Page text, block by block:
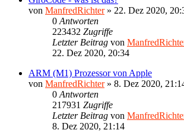
von ManfredRichter» 22. Dez 2020,
0 Antworten
223432 Zugriffe
Letzter Beitrag von
22. Dez 2020, 20:34
ARM (M1) Prozessor von Apple
von ManfredRichter» 8. Dez 2020,
0 Antworten
217931 Zugriffe
Letzter Beitrag von
8. Dez 2020, 21:14